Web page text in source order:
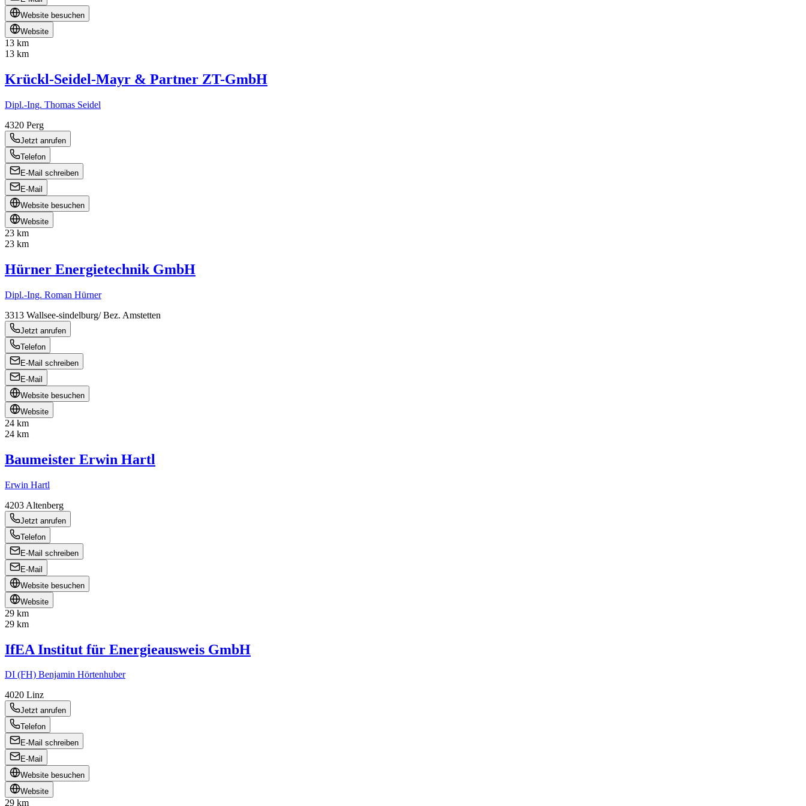
Website besuchen
Website
13 km
13 km
Krückl-Seidel-Mayr & Partner ZT-GmbH
Dipl.-Ing. Thomas Seidel
4320 Perg
Jetzt anrufen
Telefon
E-Mail schreiben
E-Mail
Website besuchen
Website
23 km
23 km
Hürner Energietechnik GmbH
Dipl.-Ing. Roman Hürner
3313 Wallsee-sindelburg/ Bez. Amstetten
Jetzt anrufen
Telefon
E-Mail schreiben
E-Mail
Website besuchen
Website
24 km
24 km
Baumeister Erwin Hartl
Erwin Hartl
4203 Altenberg
Jetzt anrufen
Telefon
E-Mail schreiben
E-Mail
Website besuchen
Website
29 km
29 km
IfEA Institut für Energieausweis GmbH
DI (FH) Benjamin Hörtenhuber
4020 Linz
Jetzt anrufen
Telefon
E-Mail schreiben
E-Mail
Website besuchen
Website
29 km